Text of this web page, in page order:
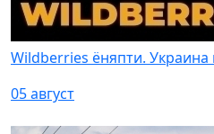
Wildberries ёняпти.
05 август